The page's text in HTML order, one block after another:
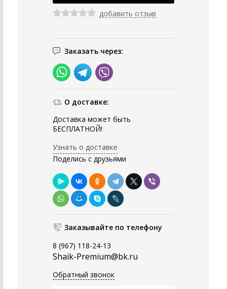
добавить отзыв
Заказать через:
О доставке:
Доставка может быть
БЕСПЛАТНОЙ!
Узнать о доставке
Поделись с друзьями
Заказывайте по телефону
8 (967) 118-24-13
Shaik-Premium@bk.ru
Обратный звонок